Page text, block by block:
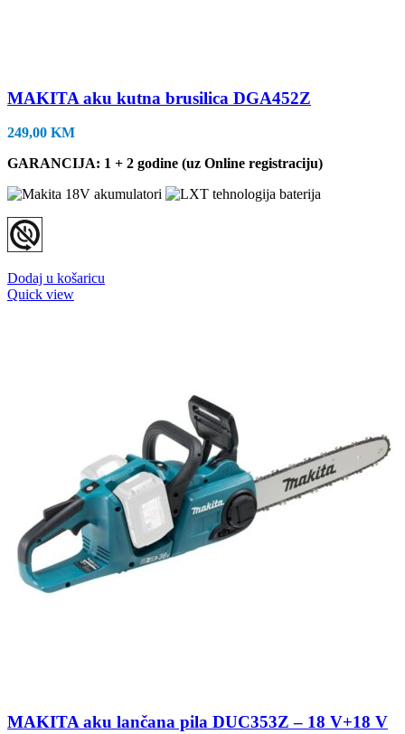
MAKITA aku kutna brusilica DGA452Z
249,00 KM
GARANCIJA: 1 + 2 godine (uz Online registraciju)
Dodaj u košaricu
Quick view
MAKITA aku lančana pila DUC353Z – 18 V+18 V